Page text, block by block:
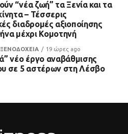
“νέα ζωή” τα Ξενία και τα
– Τέσσερις
διαδρομές αξιοποίησης
μέχρι Κομοτηνή
19 ώρες ago
νέο έργο αναβάθμισης
σε 5 αστέρων στη Λέσβο